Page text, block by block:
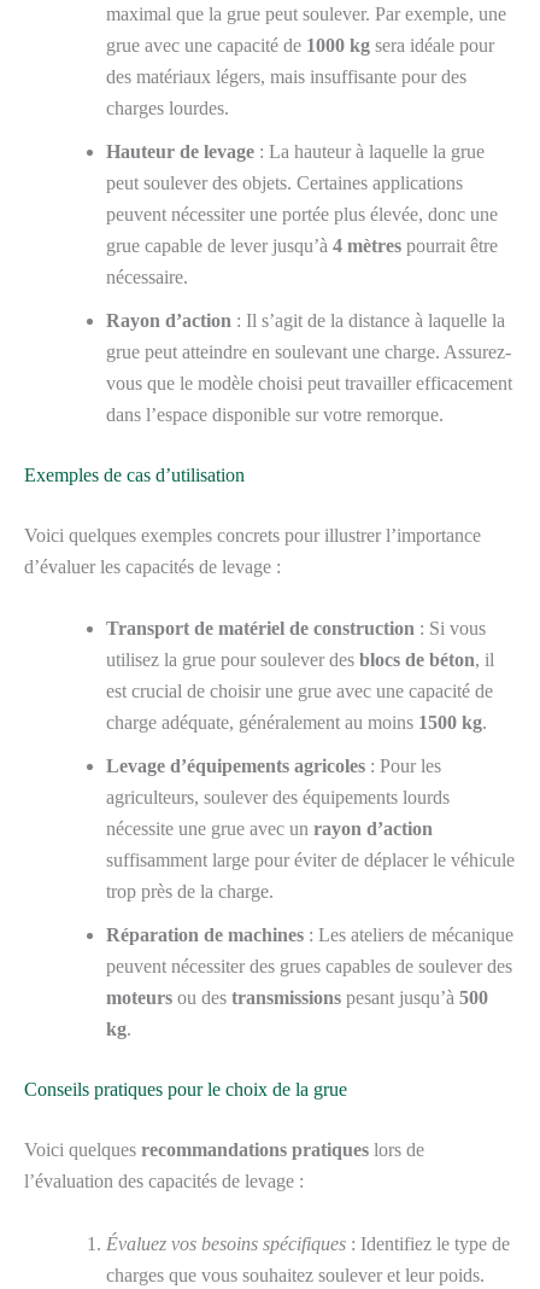
maximal que la grue peut soulever. Par exemple, une
grue avec une capacité de 1000 kg sera idéale pour
des matériaux légers, mais insuffisante pour des
charges lourdes.
Hauteur de levage : La hauteur à laquelle la grue
peut soulever des objets. Certaines applications
peuvent nécessiter une portée plus élevée, donc une
grue capable de lever jusqu’à 4 mètres pourrait être
nécessaire.
Rayon d’action : Il s’agit de la distance à laquelle la
grue peut atteindre en soulevant une charge. Assurez-
vous que le modèle choisi peut travailler efficacement
dans l’espace disponible sur votre remorque.
Exemples de cas d’utilisation
Voici quelques exemples concrets pour illustrer l’importance
d’évaluer les capacités de levage :
Transport de matériel de construction : Si vous
utilisez la grue pour soulever des blocs de béton, il
est crucial de choisir une grue avec une capacité de
charge adéquate, généralement au moins 1500 kg.
Levage d’équipements agricoles : Pour les
agriculteurs, soulever des équipements lourds
nécessite une grue avec un rayon d’action
suffisamment large pour éviter de déplacer le véhicule
trop près de la charge.
Réparation de machines : Les ateliers de mécanique
peuvent nécessiter des grues capables de soulever des
moteurs ou des transmissions pesant jusqu’à 500
kg.
Conseils pratiques pour le choix de la grue
Voici quelques recommandations pratiques lors de
l’évaluation des capacités de levage :
Évaluez vos besoins spécifiques : Identifiez le type de
charges que vous souhaitez soulever et leur poids.